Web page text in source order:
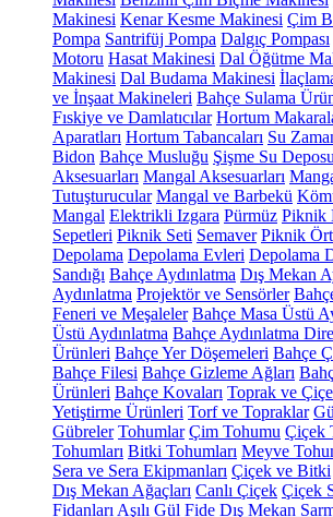
Makinesi Kenar Kesme Makinesi Çim
Pompa Santrifüj Pompa Dalgıç Pompası
Motoru Hasat Makinesi Dal Öğütme
Makinesi Dal Budama Makinesi
ve İnşaat Makineleri Bahçe Sulama
Fıskiye ve Damlatıcılar Hortum
Aparatları Hortum Tabancaları Su
Bidon Bahçe Musluğu Şişme Su Deposu
Aksesuarları Mangal Aksesuarları
Tutuşturucular Mangal ve Barbekü
Mangal Elektrikli Izgara Pürmüz Piknik
Sepetleri Piknik Seti Semaver Piknik
Depolama Depolama Evleri Depolama
Sandığı Bahçe Aydınlatma Dış Mekan
Aydınlatma Projektör ve Sensörler
Feneri ve Meşaleler Bahçe Masa Üstü
Üstü Aydınlatma Bahçe Aydınlatma
Ürünleri Bahçe Yer Döşemeleri Bahçe
Bahçe Filesi Bahçe Gizleme Ağları
Ürünleri Bahçe Kovaları Toprak ve
Yetiştirme Ürünleri Torf ve Topraklar
Gübreler Tohumlar Çim Tohumu Çiçek
Tohumları Bitki Tohumları Meyve
Sera ve Sera Ekipmanları Çiçek ve Bitki
Dış Mekan Ağaçları Canlı Çiçek Çiçek
Fidanları Aşılı Gül Fide Dış Mekan